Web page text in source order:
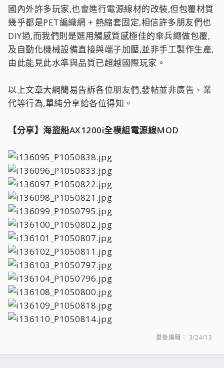
國內外許多玩家,也會進行電源線材的改裝,但包覆材質
幾乎都是PET編織網 + 熱縮套固定,相信許多朋友們也
DIY過,而我們則是選用觸感質感極佳的傘兵繩做包覆,
及自動化機械設備直接與端子加壓,並非手工製作生產,
由此能見此水準與品質已超越國際玩家。
以上文章大綱簡易告訴各位朋友們,發帖並非廣告、業
代等行為,單純分享給各位得知。
【分享】海盜船AX1200i全模組電源線MOD
最後編輯： 3/24/13